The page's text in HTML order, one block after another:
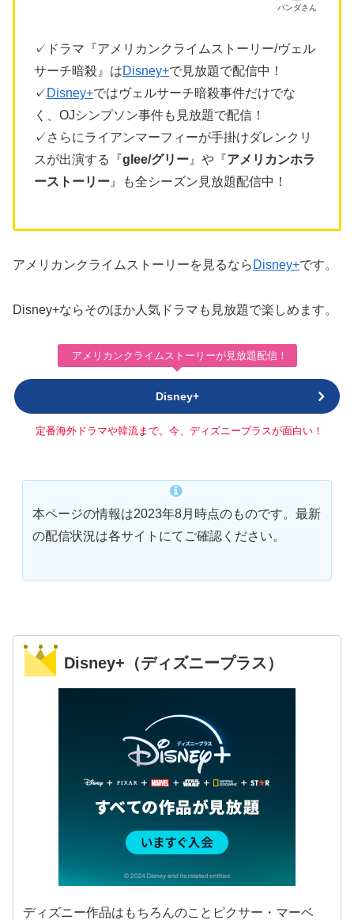
パンダさん
✓ドラマ『アメリカンクライムストーリー/ヴェル
サーチ暗殺』はDisney+で見放題で配信中！
✓ Disney+ではヴェルサーチ暗殺事件だけでな
く、OJシンプソン事件も見放題で配信！
✓さらにライアンマーフィーが手掛けダレンクリ
スが出演する『glee/グリー 』や『アメリカンホラ
ーストーリー 』も全シーズン見放題配信中！
アメリカンクライムストーリーを見るなら Disney+です。
Disney+ならそのほか人気ドラマも見放題で楽しめます。
アメリカンクライムストーリーが見放題配信！
Disney+
定番海外ドラマや韓流まで。今、ディズニープラスが面白い！
本ページの情報は2023年8月時点のものです。最新
の配信状況は各サイトにてご確認ください。
Disney+（ディズニープラス）
ディズニー作品はもちろんのことピクサー・マーベ